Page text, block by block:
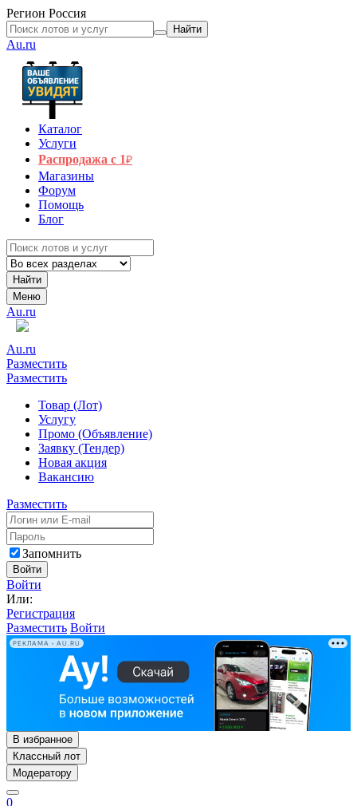
Регион Россия
Найти
Au.ru
Каталог
Услуги
Распродажа с 1₽
Магазины
Форум
Помощь
Блог
Найти
Меню
Au.ru
Au.ru
Разместить
Разместить
Товар (Лот)
Услугу
Промо (Объявление)
Заявку (Тендер)
Новая акция
Вакансию
Разместить
Запомнить
Войти
Войти
Или:
Регистрация
Разместить Войти
РЕКЛАМА • AU.RU
В избранное
Классный лот
Модератору
0